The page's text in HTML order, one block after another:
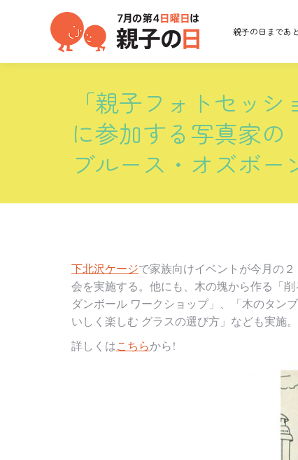
親子の日まであと
「親子フォトセッシ
に参加する写真家の
ブルース・オズボー
下北沢ケージで家族向けイベントが今月の２
会を実施する。他にも、 木の塊から作る「
ダンボール ワークショップ」、「木のタン
いしく楽しむ グラスの選び方」なども実施。
詳しくはこちらから!